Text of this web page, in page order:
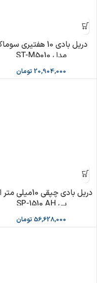
دریل بادی 10 هفتیری
مدل ST-M5010
20,904,000 تومان
دریل بادی چپقی
پی SP-1510 AH
56,628,000 تومان